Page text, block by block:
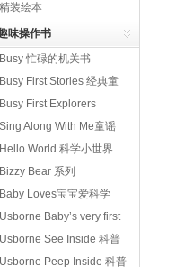
精装绘本
味操作书
Busy 忙碌的机关书
Busy First Stories 经典童
Busy First Explorers
Sing Along With Me童谣
Hello World 科学小世界
Bizzy Bear 系列
Baby Loves宝宝爱科学
Usborne Baby’s very first
Usborne See Inside 科普
翻书
Usborne Peep Inside 科普